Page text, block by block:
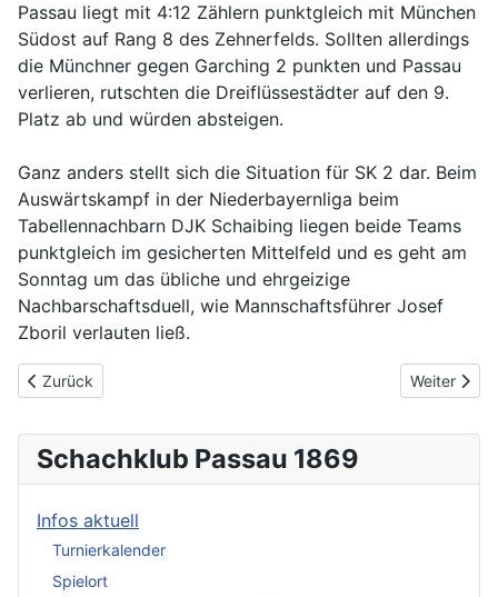
Passau liegt mit 4:12 Zählern punktgleich mit München
Südost auf Rang 8 des Zehnerfelds. Sollten allerdings
die Münchner gegen Garching 2 punkten und Passau
verlieren, rutschten die Dreiflüssestädter auf den 9.
Platz ab und würden absteigen.
Ganz anders stellt sich die Situation für SK 2 dar. Beim
Auswärtskampf in der Niederbayernliga beim
Tabellennachbarn DJK Schaibing liegen beide Teams
punktgleich im gesicherten Mittelfeld und es geht am
Sonntag um das übliche und ehrgeizige
Nachbarschaftsduell, wie Mannschaftsführer Josef
Zboril verlauten ließ.
Vorheriger Beitrag: Ein Brettpunkt mehr für Passau als der
Zurück Nächster
Weiter
Schachklub Passau 1869
Infos aktuell
Turnierkalender
Spielort